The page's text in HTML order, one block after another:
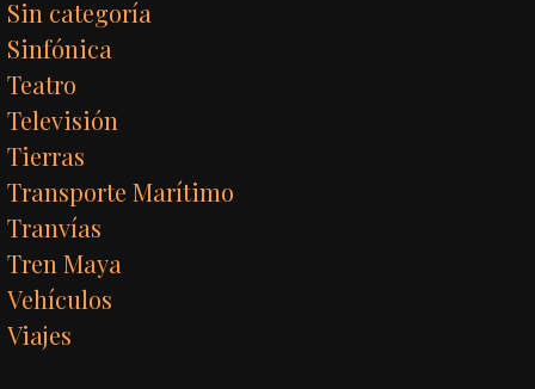
Sin categoría
Sinfónica
Teatro
Televisión
Tierras
Transporte Marítimo
Tranvías
Tren Maya
Vehículos
Viajes